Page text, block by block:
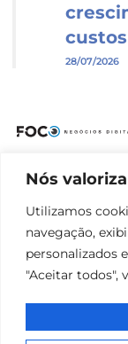
Nós
Utilizamos
navegação,
personalizados
"Aceitar todos",
custos
28/07/2026